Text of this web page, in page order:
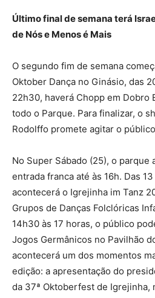
Último final de semana terá
de Nós e Menos é Mais
O segundo fim de semana
Oktober Dança no Ginásio, das
22h30, haverá Chopp em Dobro
todo o Parque. Para finalizar, o
Rodolffo promete agitar o
No Super Sábado (25), o parque
entrada franca até às 16h. Das
acontecerá o Igrejinha im Tanz
Grupos de Danças Folclóricas
14h30 às 17 horas, o público
Jogos Germânicos no Pavilhão
acontecerá um dos momentos
edição: a apresentação do
da 37ª Oktoberfest de Igrejinha,